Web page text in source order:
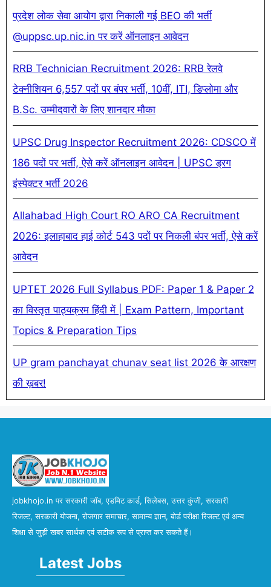
प्रदेश लोक सेवा आयोग द्वारा निकाली गई BEO की भर्ती
@uppsc.up.nic.in पर करें ऑनलाइन आवेदन
RRB Technician Recruitment 2026: RRB रेलवे
टेक्नीशियन 6,557 पदों पर बंपर भर्ती, 10वीं, ITI, डिप्लोमा और
B.Sc. उम्मीदवारों के लिए शानदार मौका
UPSC Drug Inspector Recruitment 2026: CDSCO में
186 पदों पर भर्ती, ऐसे करें ऑनलाइन आवेदन | UPSC ड्रग
इंस्पेक्टर भर्ती 2026
Allahabad High Court RO ARO CA Recruitment
2026: इलाहाबाद हाई कोर्ट 543 पदों पर निकली बंपर भर्ती, ऐसे करें
आवेदन
UPTET 2026 Full Syllabus PDF: Paper 1 & Paper 2
का विस्तृत पाठ्यक्रम हिंदी में | Exam Pattern, Important
Topics & Preparation Tips
UP gram panchayat chunav seat list 2026 के आरक्षण
की ख़बर!
jobkhojo.in पर सरकारी जॉब, एडमिट कार्ड, सिलेबस, उत्तर कुंजी, सरकारी
रिजल्ट, सरकारी योजना, रोजगार समाचार, सामान्य ज्ञान, बोर्ड परीक्षा रिजल्ट एवं अन्य
शिक्षा से जुड़ी खबर सार्थक एवं सटीक रूप से प्राप्त कर सकते हैं।
Latest Jobs